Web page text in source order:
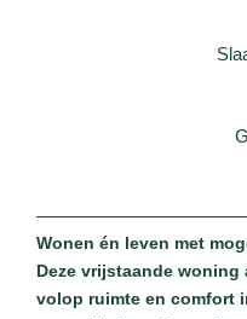
Wonen én leven met
Deze vrijstaande
volop ruimte en comfort